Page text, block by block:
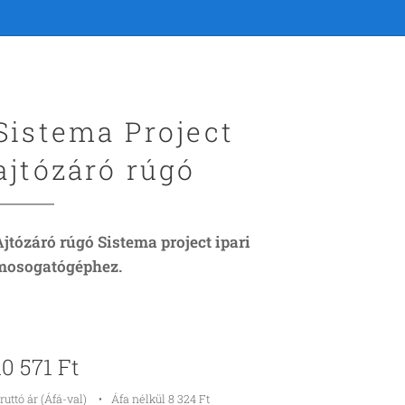
Project
rúgó
rúgó Sistema project ipari
571 Ft
ár (Áfá-val) Áfa nélkül 8 324 Ft